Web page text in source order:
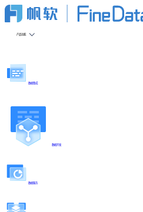
产品功能
数据集成
数据开发
数据服务